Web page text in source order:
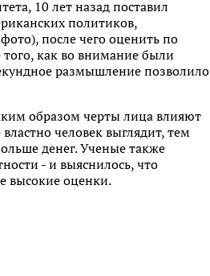
10 лет назад поставил
политиков,
после чего оценить по
как во внимание были
размышление позволило
образом черты лица влияют
человек выглядит, тем
денег. Ученые также
- и выяснилось, что
высокие оценки.